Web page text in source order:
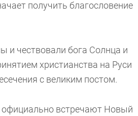
получить благословение
и чествовали бога Солнца и
христианства на Руси
с великим постом.
официально встречают Новый